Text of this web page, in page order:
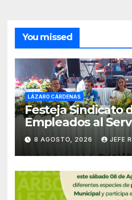
You missed
LÁZARO CÁRDENAS
Festeja Sindicato
Empleados al
Ayuntamiento de
Empleado
8 AGOSTO, 2026 JEFE